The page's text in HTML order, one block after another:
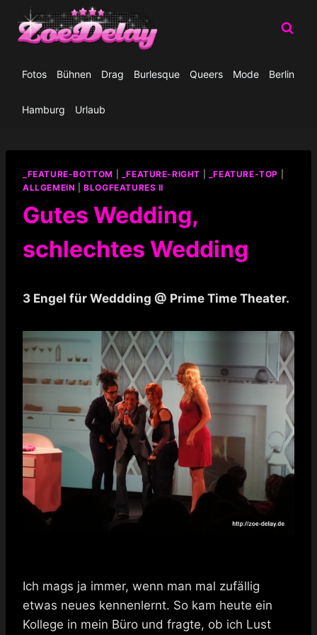
Inhalt
springen
Fotos Bühnen Drag Burlesque Queers Mode Berlin
Hamburg Urlaub
_FEATURE-BOTTOM _FEATURE-RIGHT _FEATURE-TOP
ALLGEMEIN |BLOGFEATURES II
Gutes Wedding,
schlechtes Wedding
3 Engel für Weddding @ Prime Time Theater.
Ich mags ja immer, wenn man mal zufällig
etwas neues kennenlernt. So kam heute ein
Kollege in mein Büro und fragte, ob ich Lust